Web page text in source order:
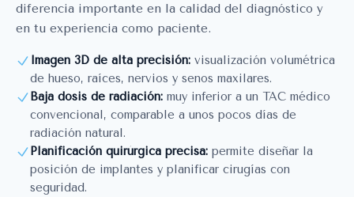
diferencia importante en la calidad del diagnóstico y
en tu experiencia como paciente.
Imagen 3D de alta precisión: visualización volumétrica
de hueso, raíces, nervios y senos maxilares.
Baja dosis de radiación: muy inferior a un TAC médico
convencional, comparable a unos pocos días de
radiación natural.
Planificación quirúrgica precisa: permite diseñar la
posición de implantes y planificar cirugías con
seguridad.